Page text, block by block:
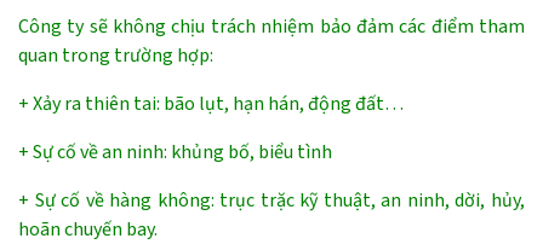
Công ty sẽ không chịu trách nhiệm bảo đảm các điểm tham
quan trong trường hợp:
+ Xảy ra thiên tai: bão lụt, hạn hán, động đất…
+ Sự cố về an ninh: khủng bố, biểu tình
+ Sự cố về hàng không: trục trặc kỹ thuật, an ninh, dời, hủy,
hoãn chuyến bay.